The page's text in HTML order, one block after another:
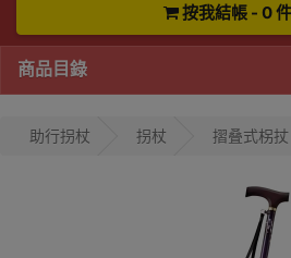
按我結帳 - 0
商品目錄
助行拐杖 拐杖 摺叠式柺扙